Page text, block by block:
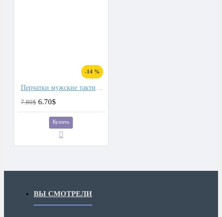
-14 %
Перчатки мужские тактические
7.80$ 6.70$
Купить
ВЫ СМОТРЕЛИ